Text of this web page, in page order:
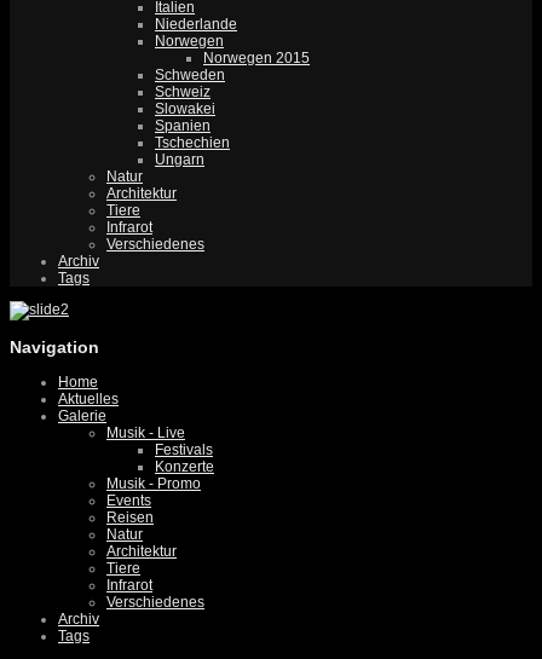
Italien
Niederlande
Norwegen
Norwegen 2015
Schweden
Schweiz
Slowakei
Spanien
Tschechien
Ungarn
Natur
Architektur
Tiere
Infrarot
Verschiedenes
Archiv
Tags
Navigation
Home
Aktuelles
Galerie
Musik - Live
Festivals
Konzerte
Musik - Promo
Events
Reisen
Natur
Architektur
Tiere
Infrarot
Verschiedenes
Archiv
Tags